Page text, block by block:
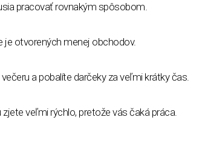
pracovať rovnakým spôsobom.
je otvorených menej obchodov.
a pobalíte darčeky za veľmi krátky čas.
veľmi rýchlo, pretože vás čaká práca.